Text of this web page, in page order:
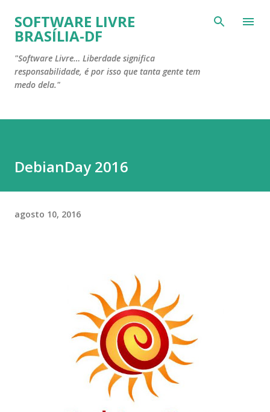
Pular para o conteúdo principal
SOFTWARE LIVRE
BRASÍLIA-DF
"Software Livre… Liberdade significa
responsabilidade, é por isso que tanta gente tem
medo dela."
DebianDay 2016
agosto 10, 2016